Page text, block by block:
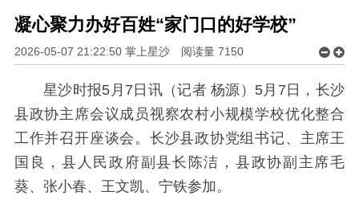
凝心聚力办好百姓“家门口的好学校”
2026-05-07 21:22:50 掌上星沙 阅读量 7150
星沙时报5月7日讯（记者 杨源）5月7日，长沙
县政协主席会议成员视察农村小规模学校优化整合
工作并召开座谈会。长沙县政协党组书记、主席王
国良，县人民政府副县长陈洁，县政协副主席毛
葵、张小春、王文凯、宁铁参加。